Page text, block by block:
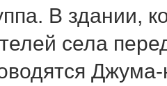
В здании,
села